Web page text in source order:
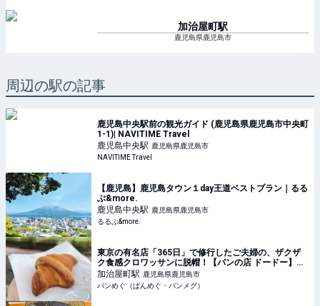
加治屋町駅
鹿児島県鹿児島市
周辺の駅の記事
鹿児島中央駅前の観光ガイド (鹿児島県鹿児島市中央町
1-1)| NAVITIME Travel
鹿児島中央駅 鹿児島県鹿児島市
NAVITIME Travel
【鹿児島】鹿児島タウン１day王道ベストプラン｜るる
ぶ&more.
鹿児島中央駅 鹿児島県鹿児島市
るるぶ&more.
東京の有名店「365日」で修行したご夫婦の、ザクザ
ク食感クロワッサンに脱帽！【パンの店 ドードー】
（鹿児島県・鹿児島市）
加治屋町駅 鹿児島県鹿児島市
パンめぐ（ぱんめぐ・パンメグ）